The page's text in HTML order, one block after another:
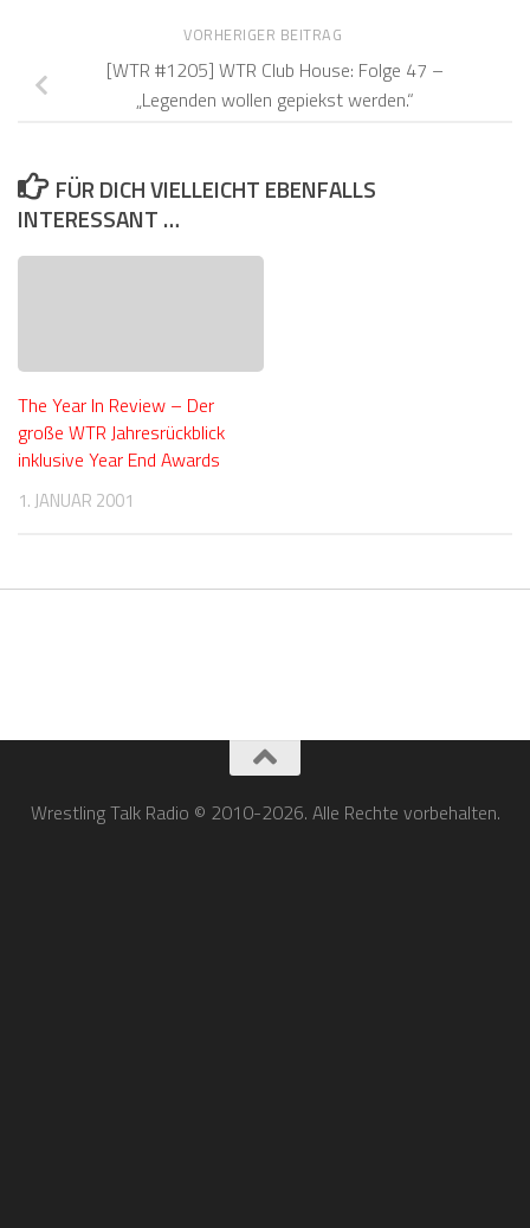
VORHERIGER BEITRAG
[WTR #1205] WTR Club House: Folge 47 –
„Legenden wollen gepiekst werden.“
FÜR DICH VIELLEICHT EBENFALLS
INTERESSANT …
The Year In Review – Der
große WTR Jahresrückblick
inklusive Year End Awards
1. JANUAR 2001
Wrestling Talk Radio © 2010-2026. Alle Rechte vorbehalten.